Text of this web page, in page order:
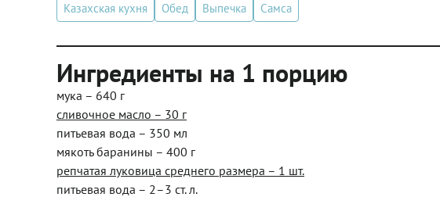
Казахская кухня Обед Выпечка Самса
Ингредиенты на 1 порцию
мука – 640 г
сливочное масло – 30 г
питьевая вода – 350 мл
мякоть баранины – 400 г
репчатая луковица среднего размера – 1 шт.
питьевая вода – 2–3 ст. л.